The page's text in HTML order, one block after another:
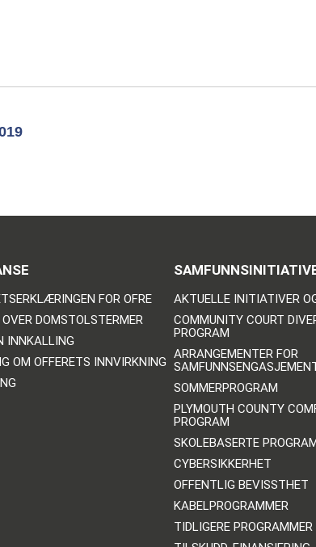
FOR OFRE
DOMSTOLSTERMER
INNKALLING
OM OFFERETS INNVIRKNING
AKTUELLE INITIATIVER
COMMUNITY COURT
PROGRAM
ARRANGEMENTER FOR
SOMMERPROGRAM
PLYMOUTH COUNTY
PROGRAM
SKOLEBASERTE
CYBERSIKKERHET
OFFENTLIG BEVISSTHET
KABELPROGRAMMER
TIDLIGERE PROGRAMMER